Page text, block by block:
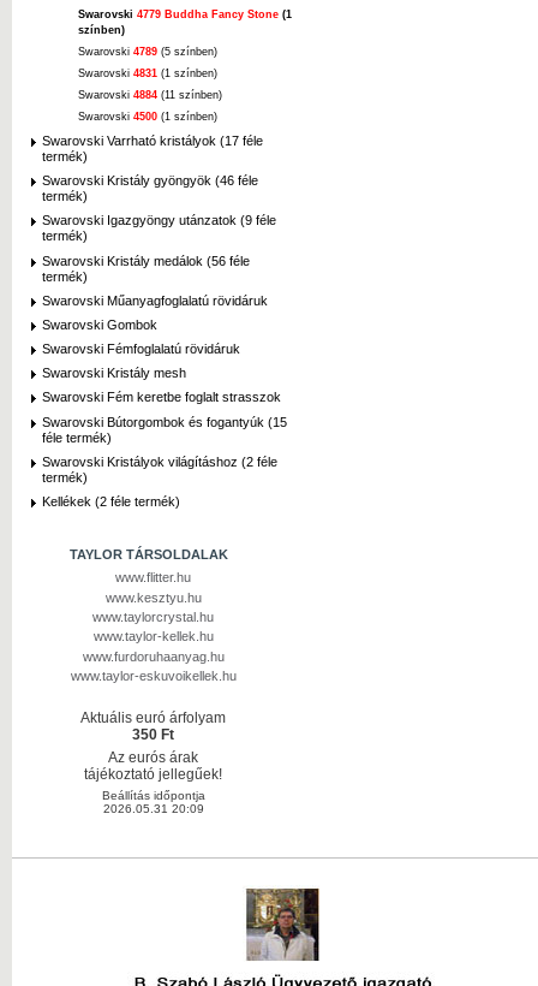
Swarovski 4779 Buddha Fancy Stone (1
színben)
Swarovski 4789 (5 színben)
Swarovski 4831 (1 színben)
Swarovski 4884 (11 színben)
Swarovski 4500 (1 színben)
Swarovski Varrható kristályok (17 féle
termék)
Swarovski Kristály gyöngyök (46 féle
termék)
Swarovski Igazgyöngy utánzatok (9 féle
termék)
Swarovski Kristály medálok (56 féle
termék)
Swarovski Műanyagfoglalatú rövidáruk
Swarovski Gombok
Swarovski Fémfoglalatú rövidáruk
Swarovski Kristály mesh
Swarovski Fém keretbe foglalt strasszok
Swarovski Bútorgombok és fogantyúk (15
féle termék)
Swarovski Kristályok világításhoz (2 féle
termék)
Kellékek (2 féle termék)
TAYLOR TÁRSOLDALAK
www.flitter.hu
www.kesztyu.hu
www.taylorcrystal.hu
www.taylor-kellek.hu
www.furdoruhaanyag.hu
www.taylor-eskuvoikellek.hu
Aktuális euró árfolyam
350 Ft
Az eurós árak
tájékoztató jellegűek!
Beállítás időpontja
2026.05.31 20:09